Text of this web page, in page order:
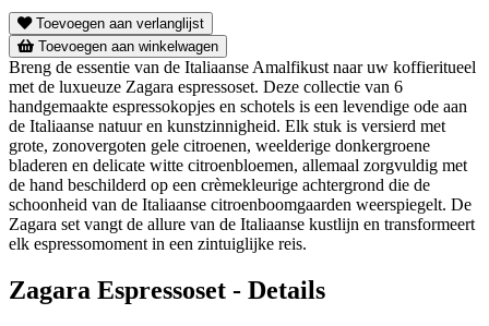
Toevoegen aan verlanglijst
Toevoegen aan winkelwagen
Breng de essentie van de Italiaanse Amalfikust naar uw koffieritueel
met de luxueuze Zagara espressoset. Deze collectie van 6
handgemaakte espressokopjes en schotels is een levendige ode aan
de Italiaanse natuur en kunstzinnigheid. Elk stuk is versierd met
grote, zonovergoten gele citroenen, weelderige donkergroene
bladeren en delicate witte citroenbloemen, allemaal zorgvuldig met
de hand beschilderd op een crèmekleurige achtergrond die de
schoonheid van de Italiaanse citroenboomgaarden weerspiegelt. De
Zagara set vangt de allure van de Italiaanse kustlijn en transformeert
elk espressomoment in een zintuiglijke reis.
Zagara Espressoset - Details